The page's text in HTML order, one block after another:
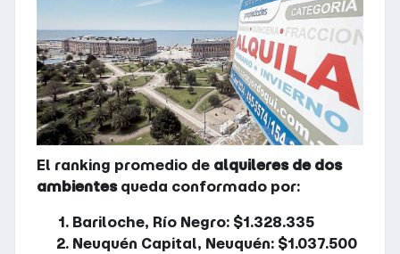
El ranking promedio de alquileres de dos
ambientesqueda conformado por:
Bariloche, Río Negro: $1.328.335
Neuquén Capital, Neuquén: $1.037.500